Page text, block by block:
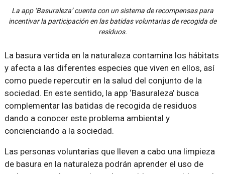
La app ‘Basuraleza’ cuenta con un sistema de recompensas para
incentivar la participación en las batidas voluntarias de recogida de
residuos.
La basura vertida en la naturaleza contamina los hábitats
y afecta a las diferentes especies que viven en ellos, así
como puede repercutir en la salud del conjunto de la
sociedad. En este sentido, la app ‘Basuraleza’ busca
complementar las batidas de recogida de residuos
dando a conocer este problema ambiental y
concienciando a la sociedad.
Las personas voluntarias que lleven a cabo una limpieza
de basura en la naturaleza podrán aprender el uso de